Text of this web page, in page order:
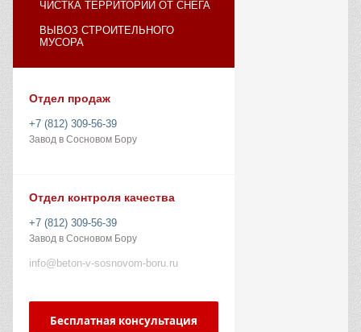
ЧИСТКА ТЕРРИТОРИИ ОТ СНЕГА
ВЫВОЗ СТРОИТЕЛЬНОГО
МУСОРА
Отдел продаж
+7 (812) 309-56-39
Завод в Сосновом Бору
Отдел контроля качества
+7 (812) 309-56-39
Завод в Сосновом Бору
info@beton-v-sosnovom-boru.ru
Бесплатная консультация